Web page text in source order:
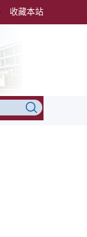
收藏本站